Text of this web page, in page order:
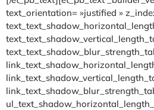
text_orientation= »justified »